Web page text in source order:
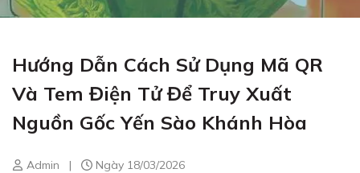
Hướng Dẫn Cách Sử Dụng Mã QR
Và Tem Điện Tử Để Truy Xuất
Nguồn Gốc Yến Sào Khánh Hòa
Admin | Ngày 18/03/2026